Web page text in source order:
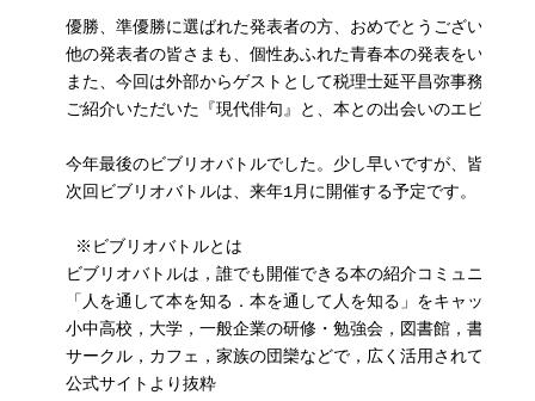
優勝、準優勝に選ばれた発表者の方、おめでとうございます。
他の発表者の皆さまも、個性あふれた青春本の発表をいただ
また、今回は外部からゲストとして税理士延平昌弥事務所の
ご紹介いただいた『現代俳句』と、本との出会いのエピソー
今年最後のビブリオバトルでした。少し早いですが、皆さま
次回ビブリオバトルは、来年1月に開催する予定です。
※ビブリオバトルとは
ビブリオバトルは，誰でも開催できる本の紹介コミュニケー
「人を通して本を知る．本を通して人を知る」をキャッチコ
小中高校，大学，一般企業の研修・勉強会，図書館，書店，
サークル，カフェ，家族の団欒などで，広く活用されていま
公式サイトより抜粋